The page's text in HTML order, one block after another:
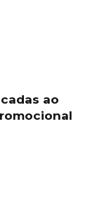
ao